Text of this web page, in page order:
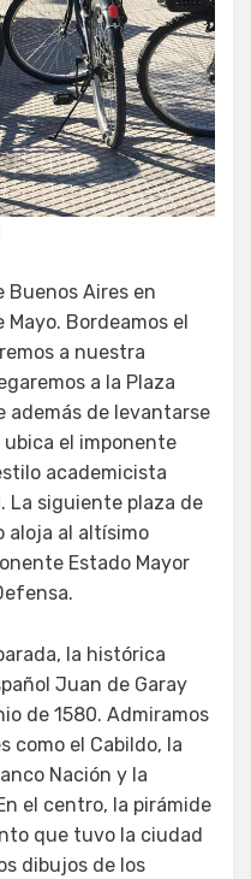
Buenos Aires en
Bordeamos el
a nuestra
a la Plaza
además de levantarse
el imponente
academicista
La siguiente plaza de
aloja al altísimo
Estado Mayor
la histórica
Juan de Garay
de 1580. Admiramos
como el Cabildo, la
Nación y la
el centro, la pirámide
que tuvo la ciudad
dibujos de los